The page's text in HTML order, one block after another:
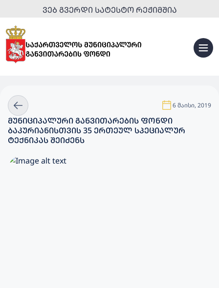
ᲕᲔᲑ ᲒᲕᲔᲠᲓᲘ ᲡᲐᲢᲔᲡᲢᲝ ᲠᲔᲟᲘᲛᲨᲘᲐ
6 მაისი, 2019
ᲛᲣᲜᲘᲪᲘᲞᲐᲚᲣᲠᲘ ᲒᲐᲜᲕᲘᲗᲐᲠᲔᲑᲘᲡ ᲤᲝᲜᲓᲘ
ᲑᲐᲙᲣᲠᲘᲐᲜᲘᲡᲗᲕᲘᲡ 35 ᲔᲠᲗᲔᲣᲚ ᲡᲞᲔᲪᲘᲐᲚᲣᲠ
ᲢᲔᲥᲜᲘᲙᲐᲡ ᲨᲔᲘᲫᲔᲜᲡ